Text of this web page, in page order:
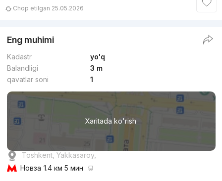
Chop etilgan 25.05.2026
Eng muhimi
Kadastr
yo'q
Balandligi
3 m
qavatlar soni
1
Xaritada ko'rish
Toshkent, Yakkasaroy,
Новза 1.4 км 5 мин